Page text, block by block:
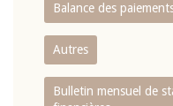
Balance des
Autres
Bulletin mensuel de